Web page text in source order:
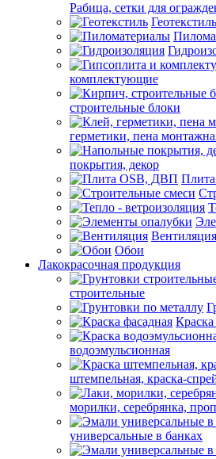
Рабица, сетки для
Геотекстиль
комплектующие
строительные блоки
герметики, пена
покрытия, декор
Вентиляция
Обои
Лакокрасочная продукция
строительные
Краска
водоэмульсионная
штемпельная, краска-
морилки, серебрянка,
универсальные в банках